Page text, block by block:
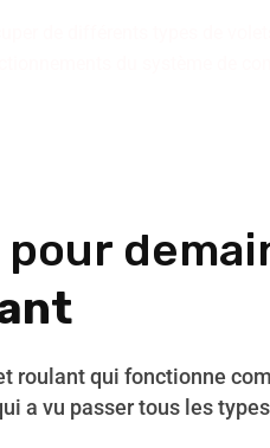
pour
roulant qui fonctionne
a vu passer tous les